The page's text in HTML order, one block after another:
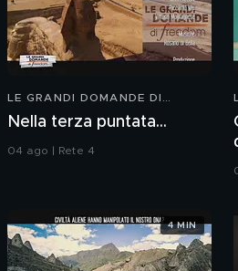
LE GRANDI DOMANDE DI
Nella terza puntata...
04 ago | Rete 4
4 MIN